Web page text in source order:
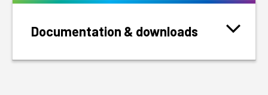
Documentation & downloads